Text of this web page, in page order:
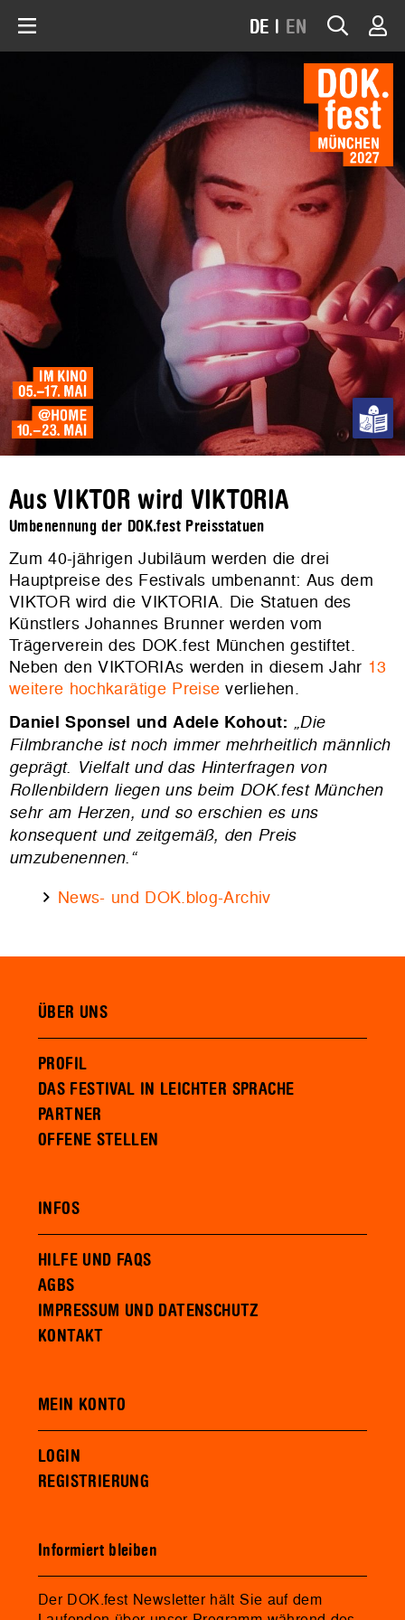
DE | EN
Aus VIKTOR wird VIKTORIA
Umbenennung der DOK.fest Preisstatuen
Zum 40-jährigen Jubiläum werden die drei
Hauptpreise des Festivals umbenannt: Aus dem
VIKTOR wird die VIKTORIA. Die Statuen des
Künstlers Johannes Brunner werden vom
Trägerverein des DOK.fest München gestiftet.
Neben den VIKTORIAs werden in diesem Jahr 13
weitere hochkarätige Preise verliehen.
Daniel Sponsel und Adele Kohout: „Die
Filmbranche ist noch immer mehrheitlich männlich
geprägt. Vielfalt und das Hinterfragen von
Rollenbildern liegen uns beim DOK.fest München
sehr am Herzen, und so erschien es uns
konsequent und zeitgemäß, den Preis
umzubenennen.“
News- und DOK.blog-Archiv
ÜBER UNS
PROFIL
DAS FESTIVAL IN LEICHTER SPRACHE
PARTNER
OFFENE STELLEN
INFOS
HILFE UND FAQS
AGBS
IMPRESSUM UND DATENSCHUTZ
KONTAKT
MEIN KONTO
LOGIN
REGISTRIERUNG
Informiert bleiben
Der DOK.fest Newsletter hält Sie auf dem